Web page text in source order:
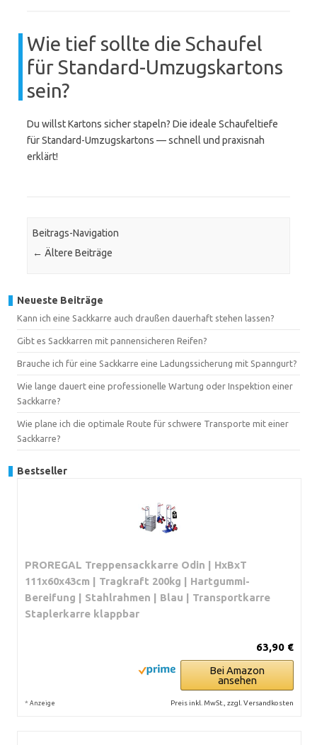
Wie tief sollte die Schaufel
für Standard-Umzugskartons
sein?
Du willst Kartons sicher stapeln? Die ideale Schaufeltiefe
für Standard-Umzugskartons — schnell und praxisnah
erklärt!
Beitrags-Navigation
← Ältere Beiträge
Neueste Beiträge
Kann ich eine Sackkarre auch draußen dauerhaft stehen lassen?
Gibt es Sackkarren mit pannensicheren Reifen?
Brauche ich für eine Sackkarre eine Ladungssicherung mit Spanngurt?
Wie lange dauert eine professionelle Wartung oder Inspektion einer
Sackkarre?
Wie plane ich die optimale Route für schwere Transporte mit einer
Sackkarre?
Bestseller
PROREGAL Treppensackkarre Odin | HxBxT
111x60x43cm | Tragkraft 200kg | Hartgummi-
Bereifung | Stahlrahmen | Blau | Transportkarre
Staplerkarre klappbar
63,90 €
Bei Amazon
ansehen
* Anzeige Preis inkl. MwSt., zzgl. Versandkosten